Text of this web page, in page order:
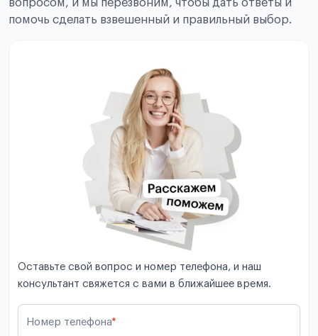
вопросом, и мы перезвоним, чтобы дать ответы и
помочь сделать взвешенный и правильный выбор.
Оставьте свой вопрос и номер телефона, и наш
консультант свяжется с вами в ближайшее время.
Номер телефона*